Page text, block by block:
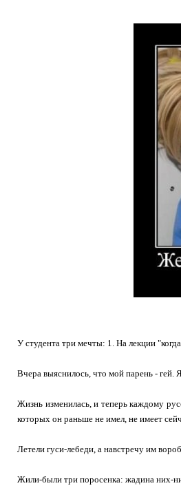
У студента три мечты: 1. На лекции
Вчера выяснилось, что мой парень - гей.
Жизнь изменилась, и теперь каждому
которых он раньше не имел, не имеет
Летели гуси-лебеди, а навстречу им
Жили-были три поросенка: жадина них-